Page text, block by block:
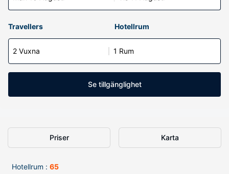
Travellers Hotellrum
2 Vuxna 1 Rum
Se tillgänglighet
Priser Karta
Hotellrum : 65